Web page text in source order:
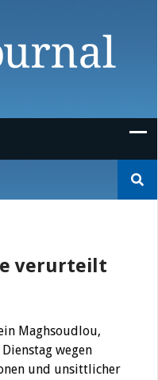
nach:
verurteilt
Maghsoudlou,
wegen
und unsittlicher